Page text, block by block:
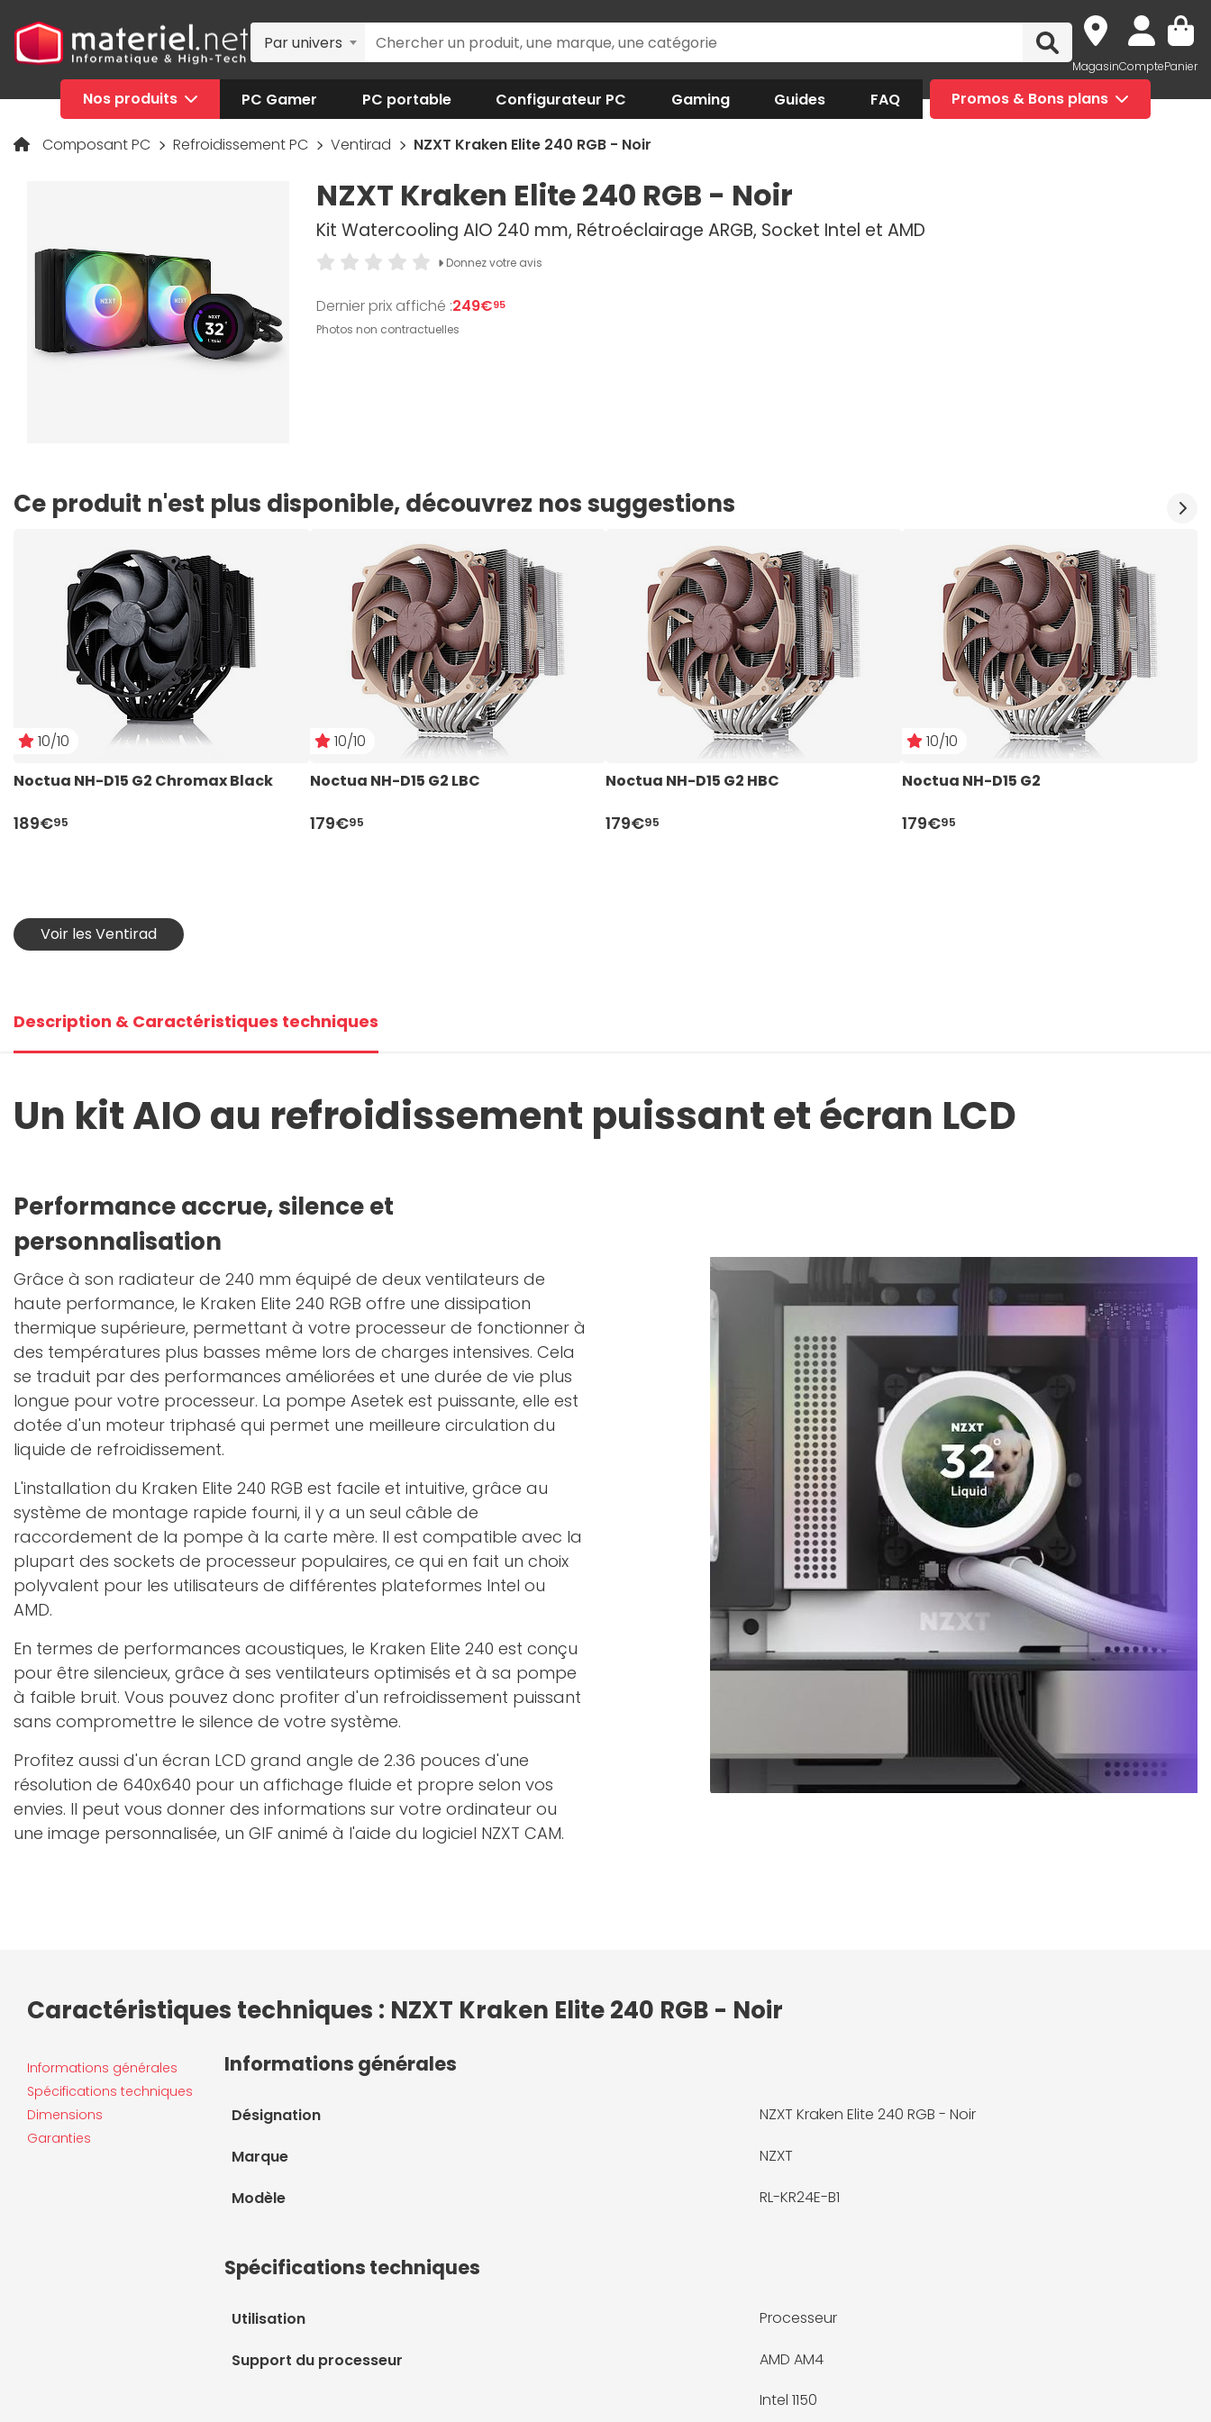
Par univers
MagasinComptePanier
Nos produits PC Gamer PC portable Configurateur PC Gaming Guides FAQ Promos & Bons plans
Composant PC Refroidissement PC Ventirad NZXT Kraken Elite 240 RGB - Noir
NZXT Kraken Elite 240 RGB - Noir
Kit Watercooling AIO 240 mm, Rétroéclairage ARGB, Socket Intel et AMD
Donnez votre avis
Dernier prix affiché :249€95
Photos non contractuelles
Ce produit n'est plus disponible, découvrez nos suggestions
10/10
Noctua NH-D15 G2 Chromax Black
189€95
10/10
Noctua NH-D15 G2 LBC
179€95
Noctua NH-D15 G2 HBC
179€95
10/10
Noctua NH-D15 G2
179€95
Voir les Ventirad
Description & Caractéristiques techniques
Un kit AIO au refroidissement puissant et écran LCD
Performance accrue, silence et
personnalisation
Grâce à son radiateur de 240 mm équipé de deux ventilateurs de
haute performance, le Kraken Elite 240 RGB offre une dissipation
thermique supérieure, permettant à votre processeur de fonctionner à
des températures plus basses même lors de charges intensives. Cela
se traduit par des performances améliorées et une durée de vie plus
longue pour votre processeur. La pompe Asetek est puissante, elle est
dotée d'un moteur triphasé qui permet une meilleure circulation du
liquide de refroidissement.
L'installation du Kraken Elite 240 RGB est facile et intuitive, grâce au
système de montage rapide fourni, il y a un seul câble de
raccordement de la pompe à la carte mère. Il est compatible avec la
plupart des sockets de processeur populaires, ce qui en fait un choix
polyvalent pour les utilisateurs de différentes plateformes Intel ou
AMD.
En termes de performances acoustiques, le Kraken Elite 240 est conçu
pour être silencieux, grâce à ses ventilateurs optimisés et à sa pompe
à faible bruit. Vous pouvez donc profiter d'un refroidissement puissant
sans compromettre le silence de votre système.
Profitez aussi d'un écran LCD grand angle de 2.36 pouces d'une
résolution de 640x640 pour un affichage fluide et propre selon vos
envies. Il peut vous donner des informations sur votre ordinateur ou
une image personnalisée, un GIF animé à l'aide du logiciel NZXT CAM.
Caractéristiques techniques : NZXT Kraken Elite 240 RGB - Noir
Informations générales
Spécifications techniques
Dimensions
Garanties
Informations générales
Désignation NZXT Kraken Elite 240 RGB - Noir
Marque NZXT
Modèle RL-KR24E-B1
Spécifications techniques
Utilisation Processeur
Support du processeur
AMD AM4
Intel 1150